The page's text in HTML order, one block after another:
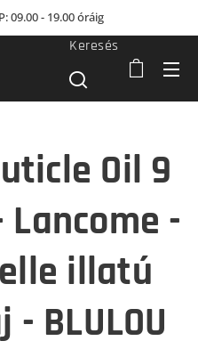
09.00 - 19.00 óráig
Keresés
Oil 9
Lancome -
illatú
BLULOU